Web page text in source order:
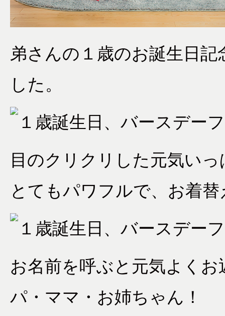
弟さんの１歳のお誕生日
した。
目のクリクリした元気い
とてもパワフルで、お着
お名前を呼ぶと元気よく
パ・ママ・お姉ちゃん！